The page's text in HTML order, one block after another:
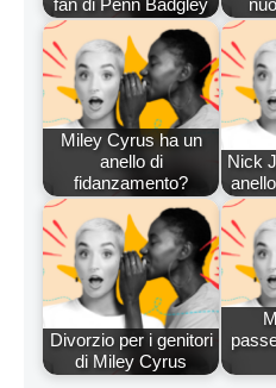
fan di Penn Badgley
Miley Cyrus ha un
anello di
fidanzamento?
Nick
Divorzio per i genitori
di Miley Cyrus